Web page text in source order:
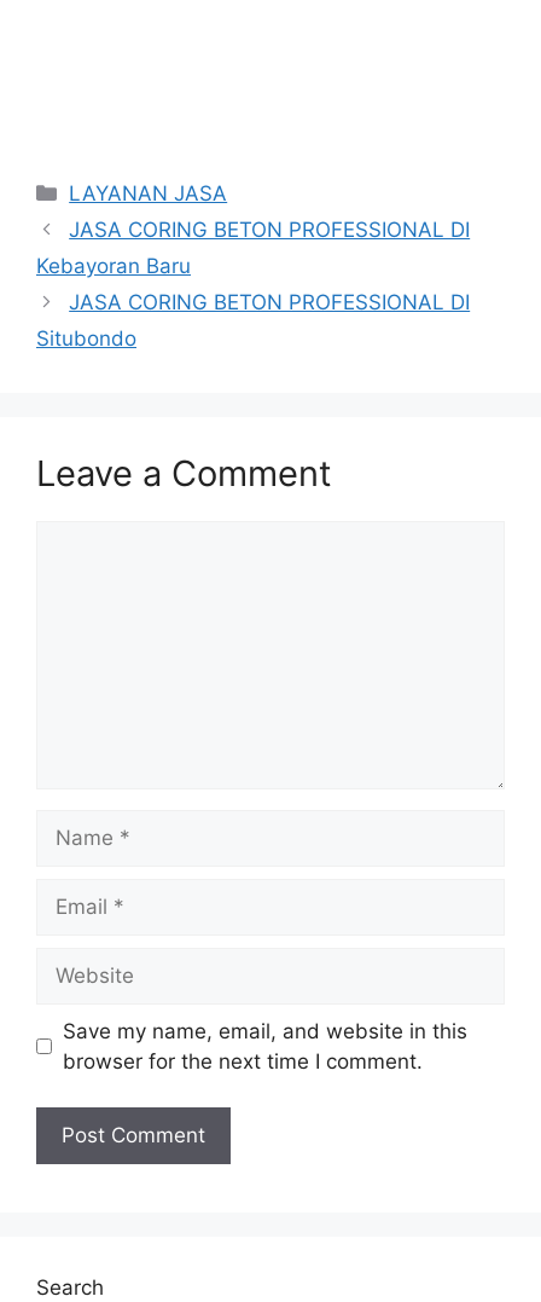
Categories
LAYANAN JASA
JASA CORING BETON PROFESSIONAL DI
Kebayoran Baru
JASA CORING BETON PROFESSIONAL DI
Situbondo
Leave a Comment
Save my name, email, and website in this
browser for the next time I comment.
Search